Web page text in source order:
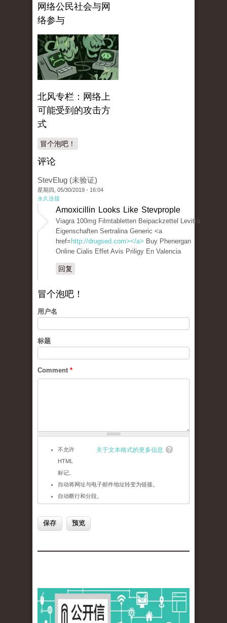
网络公民社会与网
络参与
北风专栏：网络上
可能受到的攻击方
式
冒个泡吧！
评论
StevElug (未验证)
星期四, 05/30/2019 - 16:04
永久连接
Amoxicillin Looks Like Stevprople
Viagra 100mg Filmtabletten Beipackzettel Levitra
Eigenschaften Sertralina Generic <a
href= http://drugsed.com></a> Buy Phenergan
Online Cialis Effet Avis Priligy En Valencia
回复
冒个泡吧！
用户名
标题
Comment *
关于文本格式的更多信息
不允许
HTML
标记。
自动将网址与电子邮件地址转变为链接。
自动断行和分段。